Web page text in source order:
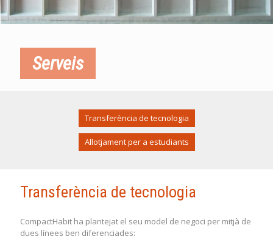
Serveis
Transferència de tecnologia
Allotjament per a estudiants
Transferència de tecnologia
CompactHabit ha plantejat el seu model de negoci per mitjà de
dues línees ben diferenciades: